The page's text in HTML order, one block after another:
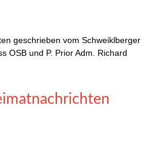
geschrieben vom Schweiklberger
OSB und P. Prior Adm. Richard